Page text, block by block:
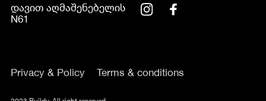
დავით აღმაშენებელის
N61
Privacy & Policy Terms & conditions